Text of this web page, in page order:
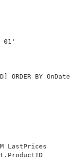
01'
ORDER BY
LastPrices